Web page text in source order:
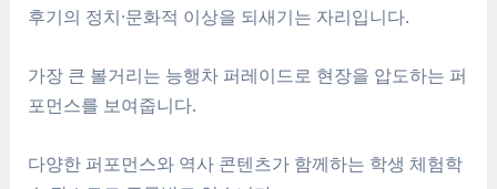
후기의 정치·문화적 이상을 되새기는 자리입니다.
가장 큰 볼거리는 능행차 퍼레이드로 현장을 압도하는 퍼
포먼스를 보여줍니다.
다양한 퍼포먼스와 역사 콘텐츠가 함께하는 학생 체험학